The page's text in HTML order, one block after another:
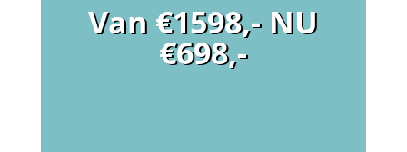
Van €1598,- NU
€698,-